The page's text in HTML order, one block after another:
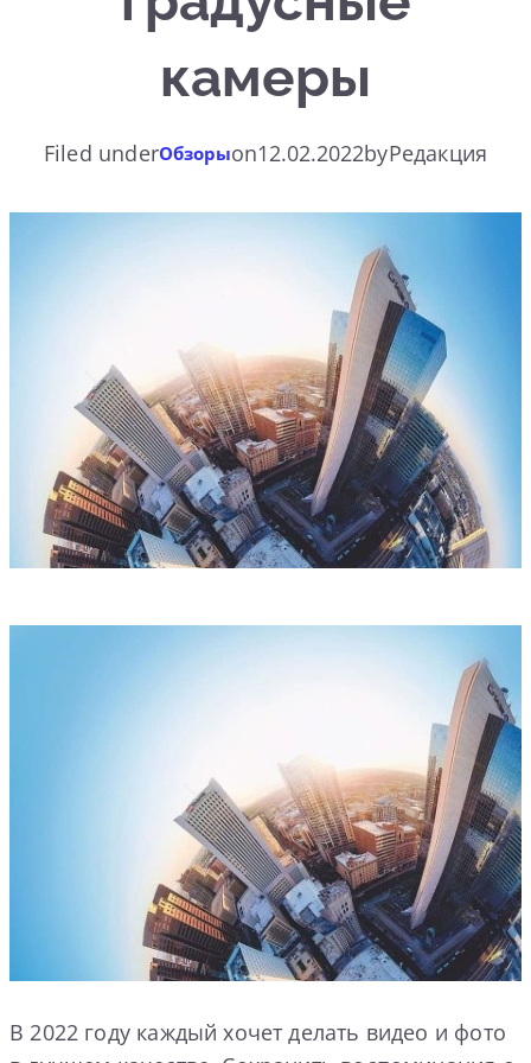
камеры
Filed underОбзорыon12.02.2022byРедакция
В 2022 году каждый хочет делать видео и фото